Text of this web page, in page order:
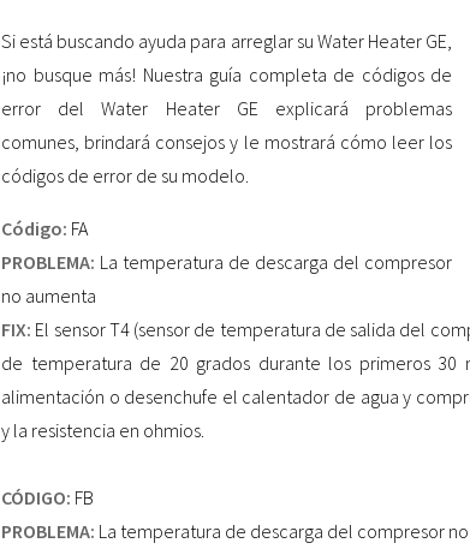
Si está buscando ayuda para arreglar su Water Heater GE,
¡no busque más! Nuestra guía completa de códigos de
error del Water Heater GE explicará problemas
comunes, brindará consejos y le mostrará cómo leer los
códigos de error de su modelo.
Código: FA
PROBLEMA: La temperatura de descarga del compresor
no aumenta
FIX: El sensor T4 (sensor de temperatura de salida del
de temperatura de 20 grados durante los primeros 30
alimentación o desenchufe el calentador de agua y
y la resistencia en ohmios.
CÓDIGO: FB
PROBLEMA: La temperatura de descarga del compresor